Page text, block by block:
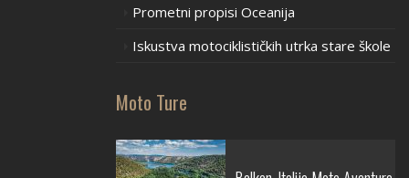
Prometni propisi Oceanija
Iskustva motociklističkih utrka stare škole
Moto Ture